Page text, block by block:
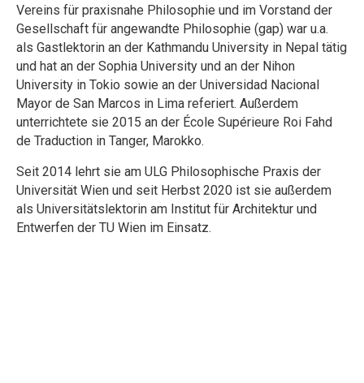
Vereins für praxisnahe Philosophie und im Vorstand der
Gesellschaft für angewandte Philosophie (gap) war u.a.
als Gastlektorin an der Kathmandu University in Nepal tätig
und hat an der Sophia University und an der Nihon
University in Tokio sowie an der Universidad Nacional
Mayor de San Marcos in Lima referiert. Außerdem
unterrichtete sie 2015 an der École Supérieure Roi Fahd
de Traduction in Tanger, Marokko.
Seit 2014 lehrt sie am ULG Philosophische Praxis der
Universität Wien und seit Herbst 2020 ist sie außerdem
als Universitätslektorin am Institut für Architektur und
Entwerfen der TU Wien im Einsatz.